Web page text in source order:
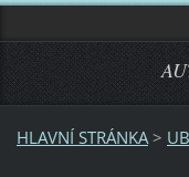
HLAVNÍ STRÁNKA >